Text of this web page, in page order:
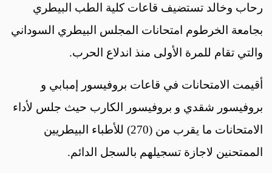
رحاب وخالد تستضيف قاعات كلية الطب البيطري
بجامعة الخرطوم امتحانات المجلس البيطري السوداني
والتي تقام للمرة الأولى منذ اندلاع الحرب.
أقيمت الامتحانات في قاعات بروفيسور إمبابي و
بروفيسور شقدي و بروفيسور الكارب حيث جلس لأداء
الامتحانات ما يقرب من (270) للأطباء البيطريين
الممتحنين لاجازة تسجيلهم بالسجل الدائم.